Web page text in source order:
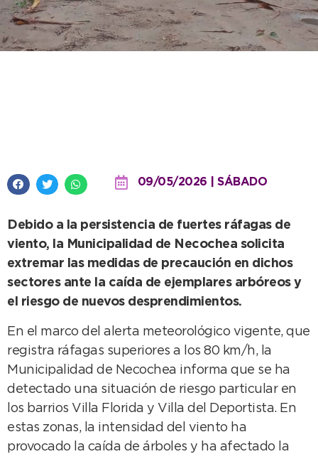
09/05/2026 | SÁBADO
Debido a la persistencia de fuertes ráfagas de
viento, la Municipalidad de Necochea solicita
extremar las medidas de precaución en dichos
sectores ante la caída de ejemplares arbóreos y
el riesgo de nuevos desprendimientos.
En el marco del alerta meteorológico vigente, que
registra ráfagas superiores a los 80 km/h, la
Municipalidad de Necochea informa que se ha
detectado una situación de riesgo particular en
los barrios Villa Florida y Villa del Deportista. En
estas zonas, la intensidad del viento ha
provocado la caída de árboles y ha afectado la